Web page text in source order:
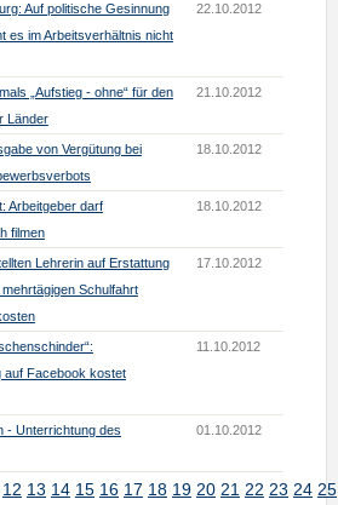
Auf politische Gesinnung
es im Arbeitsverhältnis nicht
22.10.2012
„Aufstieg - ohne“ für den
Länder
21.10.2012
von Vergütung bei
18.10.2012
Arbeitgeber darf
filmen
18.10.2012
Lehrerin auf Erstattung
Schulfahrt
17.10.2012
auf Facebook kostet
11.10.2012
- Unterrichtung des
01.10.2012
12 13 14 15 16 17 18 19 20 21 22 23 24 25